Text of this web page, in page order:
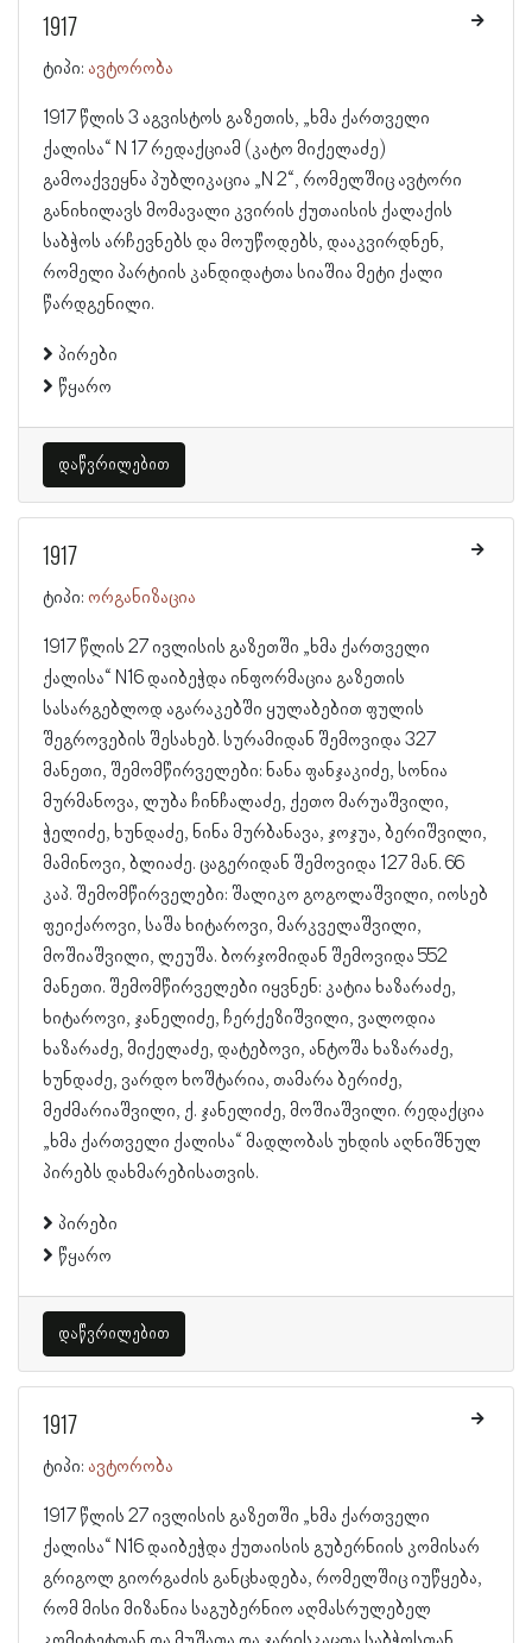
1917
ტიპი: ავტორობა
1917 წლის 3 აგვისტოს გაზეთის, „ხმა ქართველი
ქალისა“ N 17 რედაქციამ (კატო მიქელაძე)
გამოაქვეყნა პუბლიკაცია „N 2“, რომელშიც ავტორი
განიხილავს მომავალი კვირის ქუთაისის ქალაქის
საბჭოს არჩევნებს და მოუწოდებს, დააკვირდნენ,
რომელი პარტიის კანდიდატთა სიაშია მეტი ქალი
წარდგენილი.
პირები
წყარო
დაწვრილებით
1917
ტიპი: ორგანიზაცია
1917 წლის 27 ივლისის გაზეთში „ხმა ქართველი
ქალისა“ N16 დაიბეჭდა ინფორმაცია გაზეთის
სასარგებლოდ აგარაკებში ყულაბებით ფულის
შეგროვების შესახებ. სურამიდან შემოვიდა 327
მანეთი, შემომწირველები: ნანა ფანჯაკიძე, სონია
მურმანოვა, ლუბა ჩინჩალაძე, ქეთო მარუაშვილი,
ჭელიძე, ხუნდაძე, ნინა მურბანავა, ჯოჯუა, ბერიშვილი,
მამინოვი, ბლიაძე. ცაგერიდან შემოვიდა 127 მან. 66
კაპ. შემომწირველები: შალიკო გოგოლაშვილი, იოსებ
ფეიქაროვი, საშა ხიტაროვი, მარკველაშვილი,
მოშიაშვილი, ლეუშა. ბორჯომიდან შემოვიდა 552
მანეთი. შემომწირველები იყვნენ: კატია ხაზარაძე,
ხიტაროვი, ჯანელიძე, ჩერქეზიშვილი, ვალოდია
ხაზარაძე, მიქელაძე, დატებოვი, ანტოშა ხაზარაძე,
ხუნდაძე, ვარდო ხოშტარია, თამარა ბერიძე,
მეძმარიაშვილი, ქ. ჯანელიძე, მოშიაშვილი. რედაქცია
„ხმა ქართველი ქალისა“ მადლობას უხდის აღნიშნულ
პირებს დახმარებისათვის.
პირები
წყარო
დაწვრილებით
1917
ტიპი: ავტორობა
1917 წლის 27 ივლისის გაზეთში „ხმა ქართველი
ქალისა“ N16 დაიბეჭდა ქუთაისის გუბერნიის კომისარ
გრიგოლ გიორგაძის განცხადება, რომელშიც იუწყება,
რომ მისი მიზანია საგუბერნიო აღმასრულებელ